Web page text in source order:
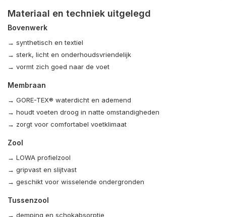
Materiaal en techniek uitgelegd
Bovenwerk
→ synthetisch en textiel
→ sterk, licht en onderhoudsvriendelijk
→ vormt zich goed naar de voet
Membraan
→ GORE-TEX® waterdicht en ademend
→ houdt voeten droog in natte omstandigheden
→ zorgt voor comfortabel voetklimaat
Zool
→ LOWA profielzool
→ gripvast en slijtvast
→ geschikt voor wisselende ondergronden
Tussenzool
→ demping en schokabsorptie